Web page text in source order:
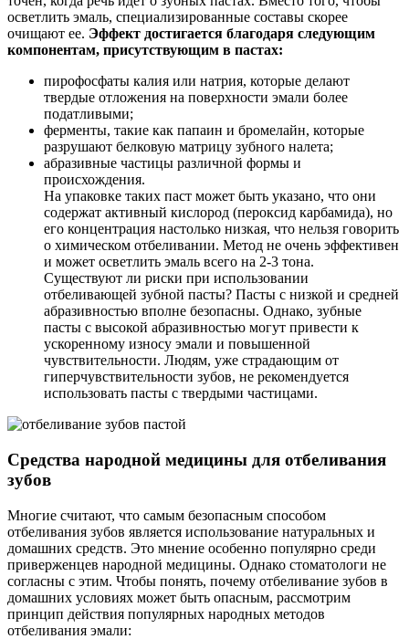
осветлить эмаль, специализированные составы скорее
очищают ее. Эффект достигается благодаря следующим
компонентам, присутствующим в пастах:
пирофосфаты калия или натрия, которые делают
твердые отложения на поверхности эмали более
податливыми;
ферменты, такие как папаин и бромелайн, которые
разрушают белковую матрицу зубного налета;
абразивные частицы различной формы и
происхождения.
На упаковке таких паст может быть указано, что они
содержат активный кислород (пероксид карбамида), но
его концентрация настолько низкая, что нельзя говорить
о химическом отбеливании. Метод не очень эффективен
и может осветлить эмаль всего на 2-3 тона.
Существуют ли риски при использовании
отбеливающей зубной пасты? Пасты с низкой и средней
абразивностью вполне безопасны. Однако, зубные
пасты с высокой абразивностью могут привести к
ускоренному износу эмали и повышенной
чувствительности. Людям, уже страдающим от
гиперчувствительности зубов, не рекомендуется
использовать пасты с твердыми частицами.
Средства народной медицины для отбеливания
зубов
Многие считают, что самым безопасным способом
отбеливания зубов является использование натуральных и
домашних средств. Это мнение особенно популярно среди
приверженцев народной медицины. Однако стоматологи не
согласны с этим. Чтобы понять, почему отбеливание зубов в
домашних условиях может быть опасным, рассмотрим
принцип действия популярных народных методов
отбеливания эмали: